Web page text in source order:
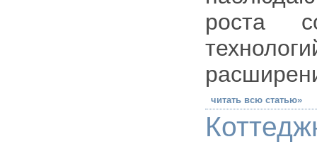
роста
читать всю статью»